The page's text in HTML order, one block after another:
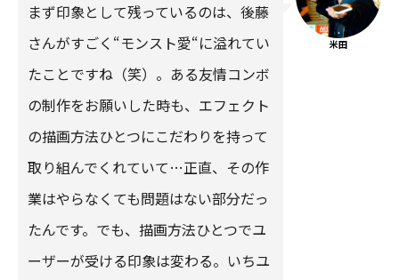
まず印象として残っているのは、後藤
さんがすごく“モンスト愛“に溢れてい
たことですね（笑）。ある友情コンボ
の制作をお願いした時も、エフェクト
の描画方法ひとつにこだわりを持って
取り組んでくれていて…正直、その作
業はやらなくても問題はない部分だっ
たんです。でも、描画方法ひとつでユ
ーザーが受ける印象は変わる。いちユ
米田